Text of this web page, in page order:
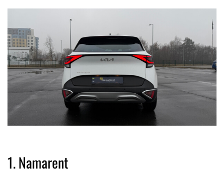
1. Namarent